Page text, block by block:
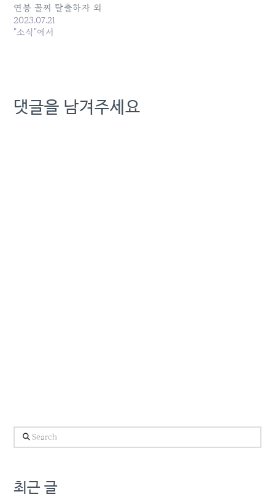
연봉 꼴찌 탈출하자 외
2023.07.21
"소식"에서
댓글을 남겨주세요
Search
최근 글